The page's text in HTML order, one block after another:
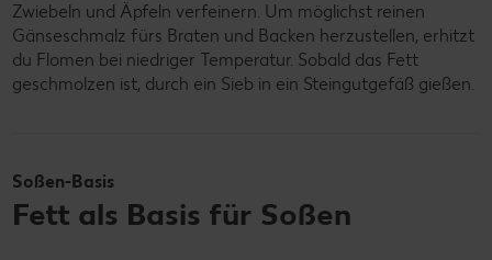
Zwiebeln und Äpfeln verfeinern. Um möglichst reinen
Gänseschmalz fürs Braten und Backen herzustellen, erhitzt
du Flomen bei niedriger Temperatur. Sobald das Fett
geschmolzen ist, durch ein Sieb in ein Steingutgefäß gießen.
Soßen-Basis
Fett als Basis für Soßen